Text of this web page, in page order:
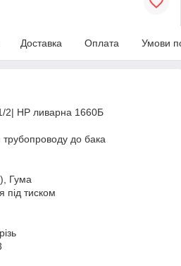
Доставка Оплата Умови
2| НР ливарна 1660Б
до бака
Гума
під тиском